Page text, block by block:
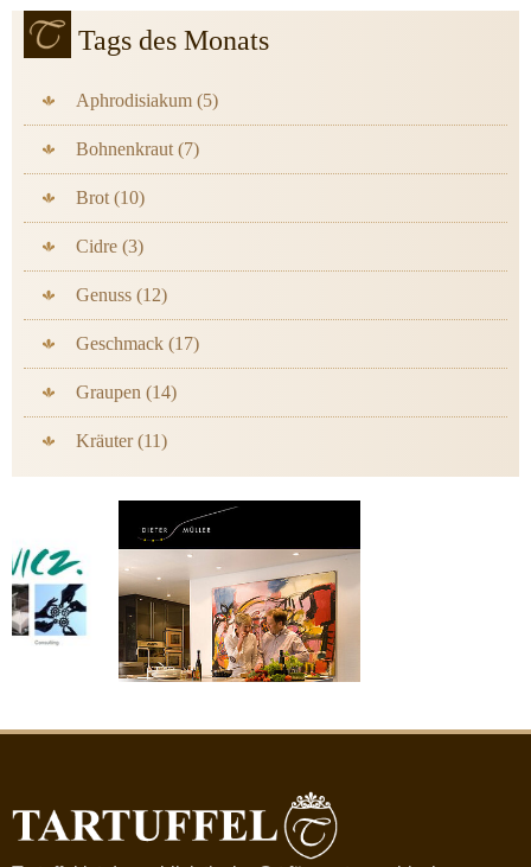
Tags des Monats
Aphrodisiakum (5)
Bohnenkraut (7)
Brot (10)
Cidre (3)
Genuss (12)
Geschmack (17)
Graupen (14)
Kräuter (11)